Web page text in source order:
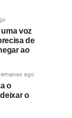
voz
de
ao
ago
o
o